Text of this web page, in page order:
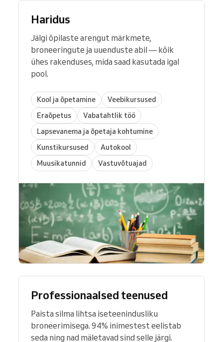
Haridus
Jälgi õpilaste arengut märkmete,
broneeringute ja uuenduste abil — kõik
ühes rakenduses, mida saad kasutada igal
pool.
Kool ja õpetamine
Veebikursused
Eraõpetus
Vabatahtlik töö
Lapsevanema ja õpetaja kohtumine
Kunstikursused
Autokool
Muusikatunnid
Vastuvõtuajad
Professionaalsed teenused
Paista silma lihtsa iseteenindusliku
broneerimisega. 94% inimestest eelistab
seda ning nad mäletavad sind selle järgi.